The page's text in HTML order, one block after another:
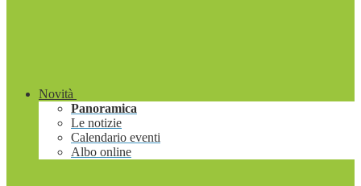
Novità
Panoramica
Le notizie
Calendario eventi
Albo online